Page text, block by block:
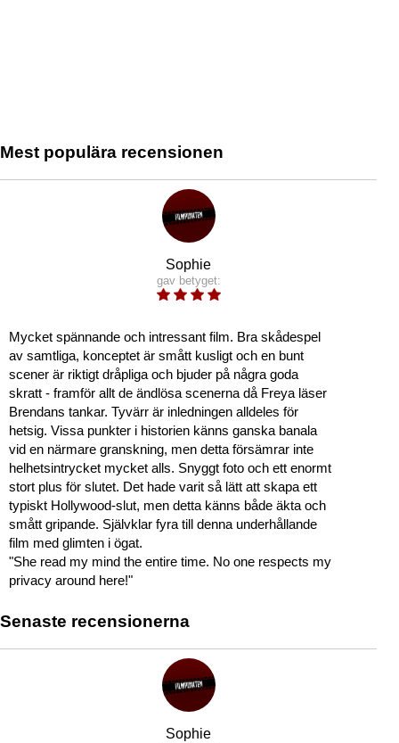
Mest populära recensionen
Sophie
gav betyget:
Mycket spännande och intressant film. Bra skådespel
av samtliga, konceptet är smått kusligt och en bunt
scener är riktigt dråpliga och bjuder på några goda
skratt - framför allt de ändlösa scenerna då Freya läser
Brendans tankar. Tyvärr är inledningen alldeles för
hetsig. Vissa punkter i historien känns ganska banala
vid en närmare granskning, men detta försämrar inte
helhetsintrycket mycket alls. Snyggt foto och ett enormt
stort plus för slutet. Det hade varit så lätt att skapa ett
typiskt Hollywood-slut, men detta känns både äkta och
smått gripande. Självklar fyra till denna underhållande
film med glimten i ögat.
"She read my mind the entire time. No one respects my
privacy around here!"
Senaste recensionerna
Sophie